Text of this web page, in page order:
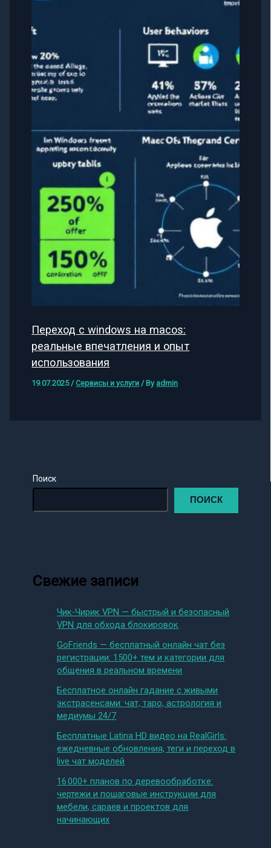
Переход с windows на macos:
реальные впечатления и опыт
использования
19.07.2025 /Сервисы и услуги / By admin
Поиск
ПОИСК
Свежие записи
Чик-Чирик VPN — быстрый и безопасный
VPN для обхода блокировок
GoFriends — бесплатный онлайн чат без
регистрации: 1500+ тем и категории для
общения в реальном времени
Бесплатное онлайн гадание с живыми
экстрасенсами: чат, таро, астрология и
медиумы 24/7
Бесплатные Latina HD видео на RealGirls:
ежедневные обновления, теги и переход в
live чат моделей
16 000+ планов по деревообработке:
чертежи и пошаговые инструкции для
мебели, сараев и проектов для
начинающих